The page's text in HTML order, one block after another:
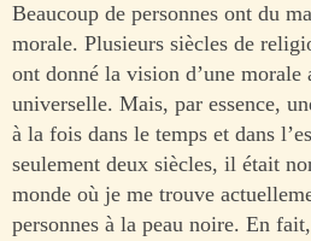
Beaucoup de personnes ont du
morale. Plusieurs siècles de
ont donné la vision d’une morale
universelle. Mais, par essence,
à la fois dans le temps et dans
seulement deux siècles, il était
monde où je me trouve
personnes à la peau noire. En